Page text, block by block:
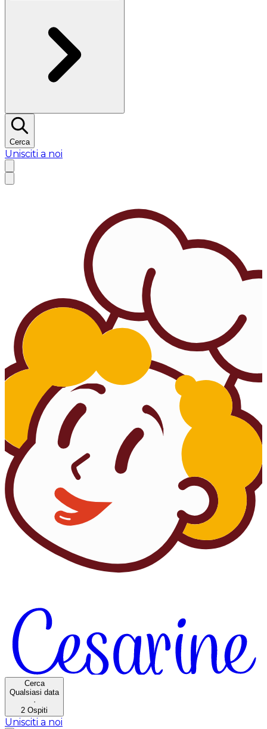
Cerca
Unisciti a noi
Cerca
Qualsiasi data
·
2 Ospiti
Unisciti a noi